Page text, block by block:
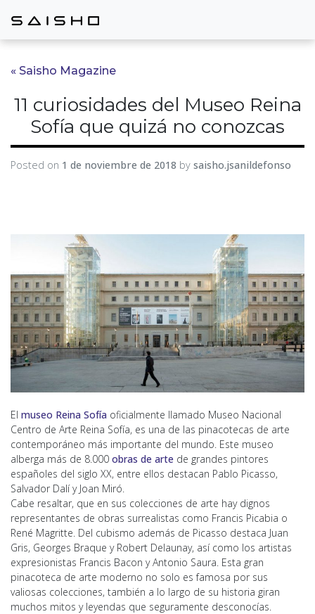
« Saisho Magazine
11 curiosidades del Museo Reina
Sofía que quizá no conozcas
Posted on 1 de noviembre de 2018 by saisho.jsanildefonso
El museo Reina Sofía oficialmente llamado Museo Nacional
Centro de Arte Reina Sofía, es una de las pinacotecas de arte
contemporáneo más importante del mundo. Este museo
alberga más de 8.000 obras de arte de grandes pintores
españoles del siglo XX, entre ellos destacan Pablo Picasso,
Salvador Dalí y Joan Miró.
Cabe resaltar, que en sus colecciones de arte hay dignos
representantes de obras surrealistas como Francis Picabia o
René Magritte. Del cubismo además de Picasso destaca Juan
Gris, Georges Braque y Robert Delaunay, así como los artistas
expresionistas Francis Bacon y Antonio Saura. Esta gran
pinacoteca de arte moderno no solo es famosa por sus
valiosas colecciones, también a lo largo de su historia giran
muchos mitos y leyendas que seguramente desconocías.